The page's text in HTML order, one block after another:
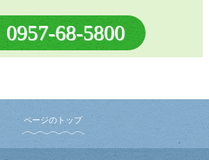
0957-68-5800
ページのトップ